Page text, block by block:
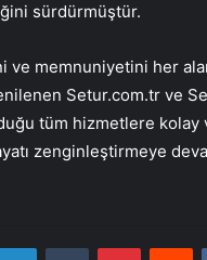
sürdürmüştür.
ve memnuniyetini her
Setur.com.tr ve
tüm hizmetlere
zenginleştirmeye
LinkedInTumblr Pinterest